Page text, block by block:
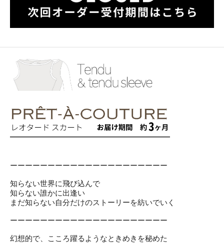
ーーーーーーーーーーーーーーーーーーーーー
知らない世界に飛び込んで
知らない誰かに出逢い
まだ知らない自分だけのストーリーを紡いでいく
ーーーーーーーーーーーーーーーーーーーーー
幻想的で、こころ躍るようなときめきを秘めた